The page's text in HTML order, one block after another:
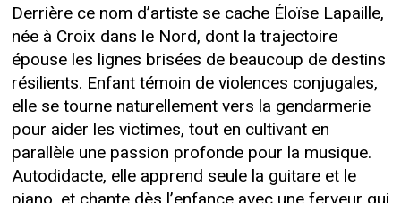
Derrière ce nom d’artiste se cache Éloïse Lapaille,
née à Croix dans le Nord, dont la trajectoire
épouse les lignes brisées de beaucoup de destins
résilients. Enfant témoin de violences conjugales,
elle se tourne naturellement vers la gendarmerie
pour aider les victimes, tout en cultivant en
parallèle une passion profonde pour la musique.
Autodidacte, elle apprend seule la guitare et le